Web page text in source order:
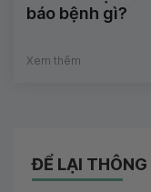
báo bệnh gì?
Xem thêm
ĐỂ LẠI